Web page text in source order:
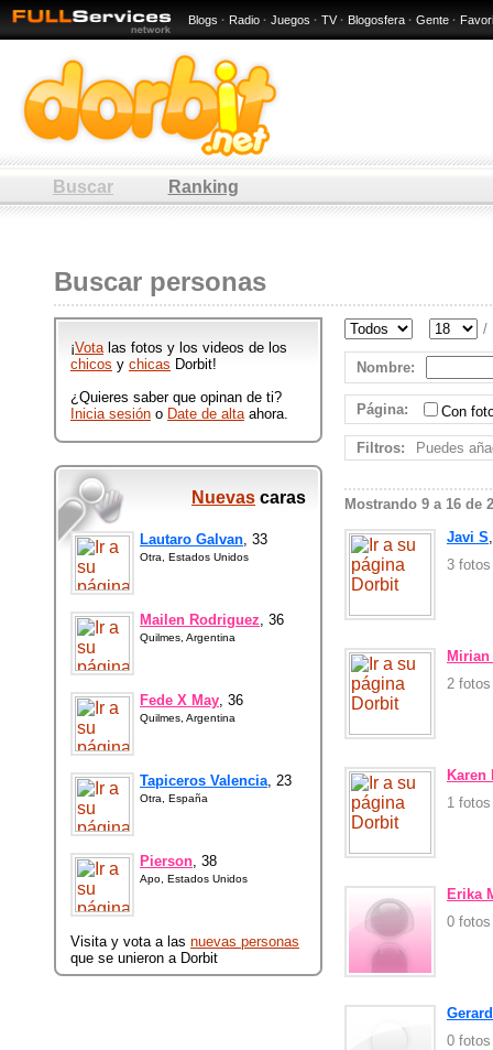
Blogs · Radio · Juegos · TV · Blogosfera · Gente ·
: 10 / 80
que participan en Dorbit
publicando ftos y videos
divertidos.
Buscar Ranking
Buscar personas
¡Votalas fotos y los videos de los
chicos y chicas Dorbit!
¿Quieres saber que opinan de ti?
Inicia sesión o Date de altaahora.
Nuevas caras
Lautaro Galvan, 33
Otra, Estados Unidos
Mailen Rodriguez, 36
Quilmes, Argentina
Fede X May, 36
Quilmes, Argentina
Tapiceros Valencia, 23
Otra, España
Pierson, 38
Apo, Estados Unidos
Visita y vota a las nuevas personas
que se unieron a Dorbit
/
Nombre:
Página: Con
Filtros: Puedes
Mostrando 9 a 16 de
Javi S
3
Mirian
2
Karen
1
Erika
0
0